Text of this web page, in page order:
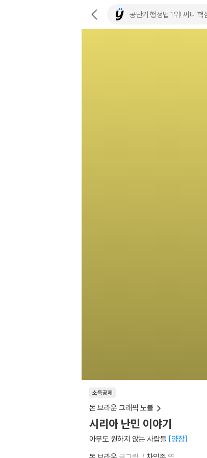
소득공제
돈 브라운 그래픽 노블
시리아 난민 이야기
아무도 원하지 않는 사람들 양장